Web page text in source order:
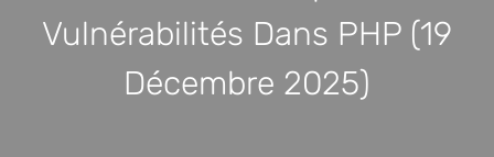
Vulnérabilités Dans PHP (19
Décembre 2025)